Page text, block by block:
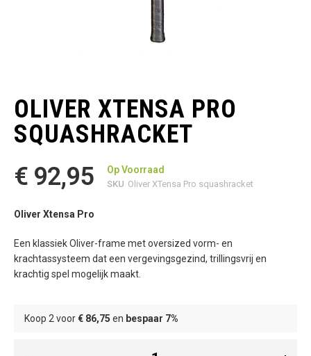
begin
van
de
afbeeldingen-
OLIVER XTENSA PRO
SQUASHRACKET
€ 92,95
Op Voorraad
SKU Oliver XTensa Pro squashracket
Oliver Xtensa Pro
Een klassiek Oliver-frame met oversized vorm- en
krachtassysteem dat een vergevingsgezind, trillingsvrij en
krachtig spel mogelijk maakt.
Koop 2 voor€ 86,75 en bespaar 7%